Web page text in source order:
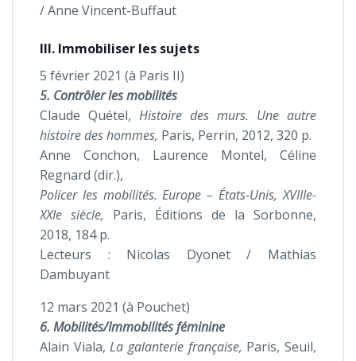
/ Anne Vincent-Buffaut
III. Immobiliser les sujets
5 février 2021 (à Paris II)
5. Contrôler les mobilités
Claude Quétel, Histoire des murs. Une autre
histoire des hommes, Paris, Perrin, 2012, 320 p.
Anne Conchon, Laurence Montel, Céline
Regnard (dir.),
Policer les mobilités. Europe – États-Unis, XVIIIe-
XXIe siècle, Paris, Éditions de la Sorbonne,
2018, 184 p.
Lecteurs : Nicolas Dyonet / Mathias
Dambuyant
12 mars 2021 (à Pouchet)
6. Mobilités/Immobilités féminine
Alain Viala,La galanterie française, Paris, Seuil,